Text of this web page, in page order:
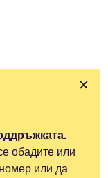
обадите или
или да